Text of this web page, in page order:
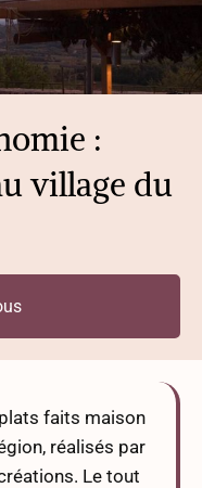
:
village du
faits maison
réalisés par
Le tout